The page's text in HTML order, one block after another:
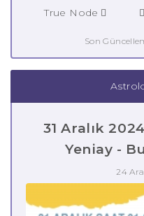
True Node
Son
31 Aralık
Yeniay -
24